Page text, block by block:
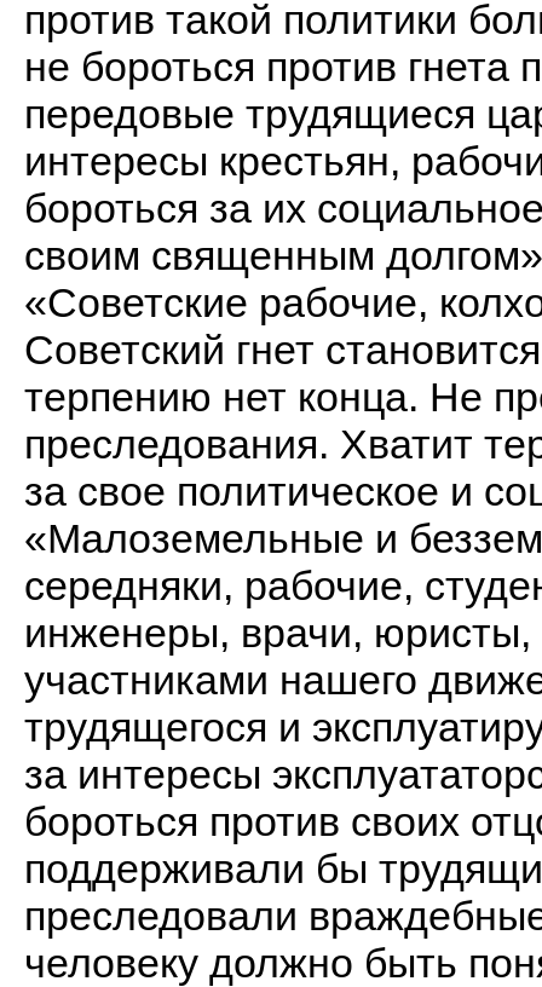
против такой политики
не бороться против
передовые трудящиеся
интересы крестьян,
бороться за их
своим священным
«Советские рабочие,
Советский гнет
терпению нет конца. Не
преследования. Хватит
за свое политическое и
«Малоземельные и
середняки, рабочие,
инженеры, врачи, юристы,
участниками нашего
трудящегося и
за интересы
бороться против своих
поддерживали бы
преследовали
человеку должно быть